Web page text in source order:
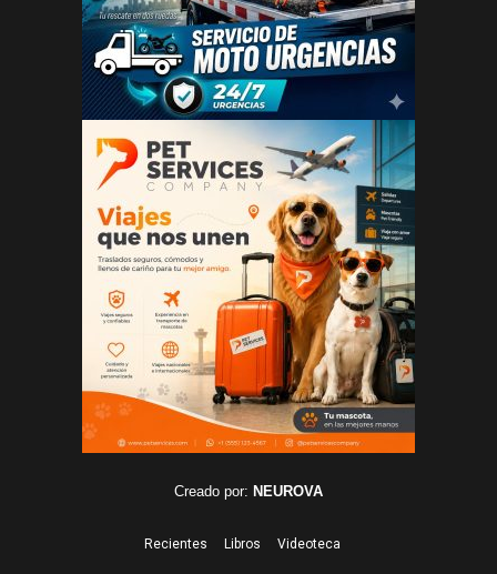
Creado por: NEUROVA
Recientes Libros Videoteca